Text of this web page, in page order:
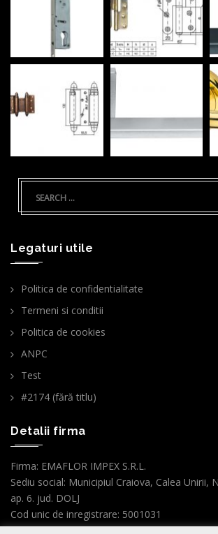
Legaturi utile
Politica de confidentialitate
Termeni si conditii
Politica de cookies
ANPC
Test
#2174 (fără titlu)
Detalii firma
Firma: EMAFLOR IMPEX S.R.L.
Sediu social: Municipiul Craiova, Calea Unirii,
ap. 6. jud. DOLJ
Cod unic de inregistrare: 5001031
Nr.ordine Reg.Com. : J16/3099/1993